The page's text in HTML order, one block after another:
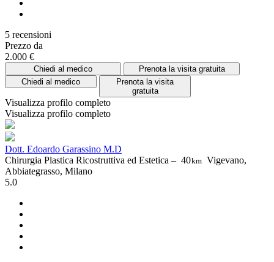
5 recensioni
Prezzo da
2.000 €
Chiedi al medico
Prenota la visita gratuita
Chiedi al medico
Prenota la visita
gratuita
Visualizza profilo completo
Visualizza profilo completo
Dott. Edoardo Garassino M.D
Chirurgia Plastica Ricostruttiva ed Estetica – 40km Vigevano,
Abbiategrasso, Milano
5.0